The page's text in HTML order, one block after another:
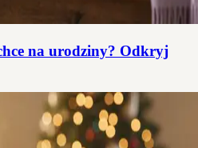
na urodziny? Odkryj